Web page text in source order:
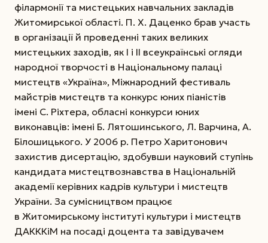
філармонії та мистецьких навчальних закладів
Житомирської області. П. Х. Даценко брав участь
в організації й проведенні таких великих
мистецьких заходів, як І і ІІ всеукраїнські огляди
народної творчості в Національному палаці
мистецтв «Україна», Міжнародний фестиваль
майстрів мистецтв та конкурс юних піаністів
імені С. Ріхтера, обласні конкурси юних
виконавців: імені Б. Лятошинського, Л. Варчина, А.
Білошицького. У 2006 р. Петро Харитонович
захистив дисер­тацію, здобувши науковий ступінь
кандидата мистецтвознавства в Національній
академії керівних кадрів культури і мистецтв
України. За сумісництвом працює
в Житомирському інституті культури і мистецтв
ДАКККіМ на посаді доцента та завідувачем